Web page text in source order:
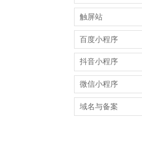
触屏站
百度小程序
抖音小程序
微信小程序
域名与备案